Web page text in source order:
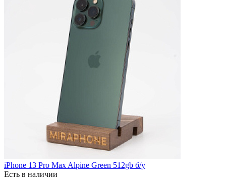
iPhone 13 Pro Max Alpine Green 512gb б/у
Есть в наличии